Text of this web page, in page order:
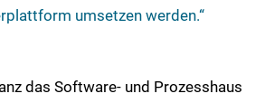
umsetzen werden.“
das Software- und Prozesshaus